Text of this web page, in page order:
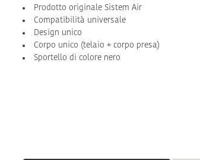
Prodotto originale Sistem Air
Compatibilità universale
Design unico
Corpo unico (telaio + corpo presa)
Sportello di colore nero